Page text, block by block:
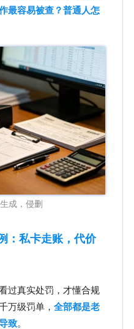
最容易被查？普通人怎
成，侵删
：私卡走账，代价
过真实处罚，才懂合规
万级罚单， 全部都是老
致。